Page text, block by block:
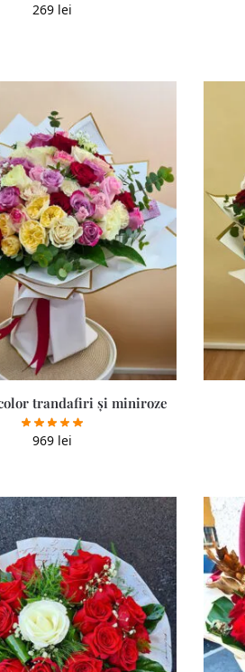
269 lei
trandafiri și miniroze
969 lei